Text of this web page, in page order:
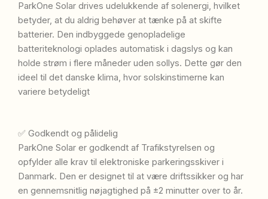
ParkOne Solar drives udelukkende af solenergi, hvilket
betyder, at du aldrig behøver at tænke på at skifte
batterier. Den indbyggede genopladelige
batteriteknologi oplades automatisk i dagslys og kan
holde strøm i flere måneder uden sollys. Dette gør den
ideel til det danske klima, hvor solskinstimerne kan
variere betydeligt
✅ Godkendt og pålidelig
ParkOne Solar er godkendt af Trafikstyrelsen og
opfylder alle krav til elektroniske parkeringsskiver i
Danmark. Den er designet til at være driftssikker og har
en gennemsnitlig nøjagtighed på ±2 minutter over to år.